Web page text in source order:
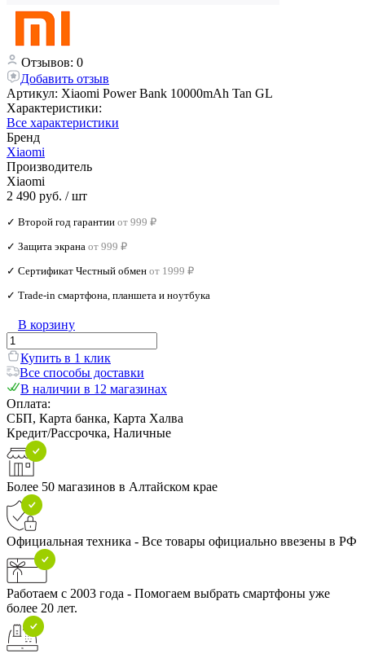
Отзывов: 0
Добавить отзыв
Артикул: Xiaomi Power Bank 10000mAh Tan GL
Характеристики:
Все характеристики
Бренд
Xiaomi
Производитель
Xiaomi
2 490 руб. / шт
✓ Второй год гарантии от 999 ₽
✓ Защита экрана от 999 ₽
✓ Сертификат Честный обмен от 1999 ₽
✓ Trade‑in смартфона, планшета и ноутбука
В корзину
Купить в 1 клик
Все способы доставки
В наличии в 12 магазинах
Оплата:
СБП, Карта банка, Карта Халва
Кредит/Рассрочка, Наличные
Более 50 магазинов в Алтайском крае
Официальная техника - Все товары официально ввезены в РФ
Работаем с 2003 года - Помогаем выбрать смартфоны уже
более 20 лет.